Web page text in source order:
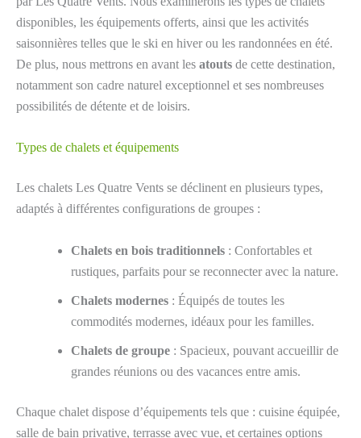
disponibles, les équipements offerts, ainsi que les activités
saisonnières telles que le ski en hiver ou les randonnées en été.
De plus, nous mettrons en avant les atouts de cette destination,
notamment son cadre naturel exceptionnel et ses nombreuses
possibilités de détente et de loisirs.
Types de chalets et équipements
Les chalets Les Quatre Vents se déclinent en plusieurs types,
adaptés à différentes configurations de groupes :
Chalets en bois traditionnels : Confortables et
rustiques, parfaits pour se reconnecter avec la nature.
Chalets modernes : Équipés de toutes les
commodités modernes, idéaux pour les familles.
Chalets de groupe : Spacieux, pouvant accueillir de
grandes réunions ou des vacances entre amis.
Chaque chalet dispose d’équipements tels que : cuisine équipée,
salle de bain privative, terrasse avec vue, et certaines options